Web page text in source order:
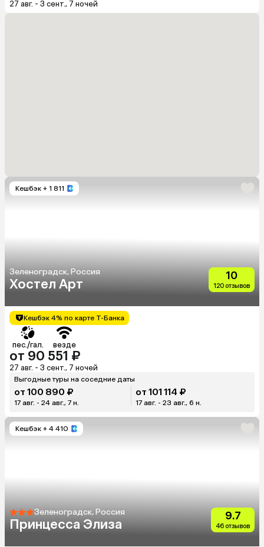
27 авг. - 3 сент., 7 ночей
Кешбэк + 1 811
Зеленоградск, Россия
Хостел Арт
10
120 отзывов
Кешбэк 4% по карте Т-Банка
пес./гал. везде
от 90 551 ₽
27 авг. - 3 сент., 7 ночей
Выгодные туры на соседние даты
от 100 890 ₽
17 авг. - 24 авг., 7 н.
от 101 114 ₽
17 авг. - 23 авг., 6 н.
Кешбэк + 4 410
Зеленоградск, Россия
Принцесса Элиза
9.7
46 отзывов